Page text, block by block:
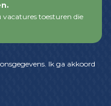
toesturen die
Ik ga akkoord